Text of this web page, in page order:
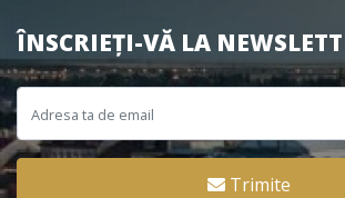
ÎNSCRIEȚI-VĂ LA
Trimite